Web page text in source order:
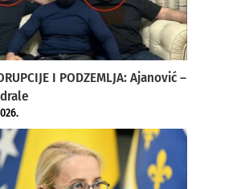
I PODZEMLJA: Ajanović –